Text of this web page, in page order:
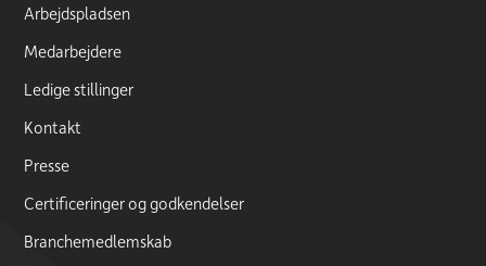
Arbejdspladsen
Medarbejdere
Ledige stillinger
Kontakt
Presse
Certificeringer og godkendelser
Branchemedlemskab